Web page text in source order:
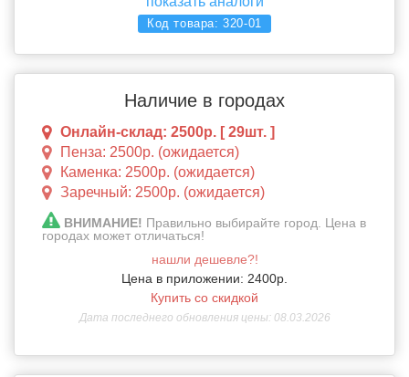
Код товара:320-01
Наличие в городах
Онлайн-склад: 2500р. [ 29шт. ]
Пенза: 2500р. (ожидается)
Каменка: 2500р. (ожидается)
Заречный: 2500р. (ожидается)
ВНИМАНИЕ! Правильно выбирайте город. Цена в
городах может отличаться!
нашли дешевле?!
Цена в приложении: 2400р.
Купить со скидкой
Дата последнего обновления цены: 08.03.2026